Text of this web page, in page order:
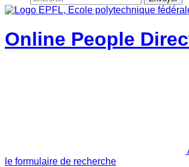
Online People
le formulaire de recherche